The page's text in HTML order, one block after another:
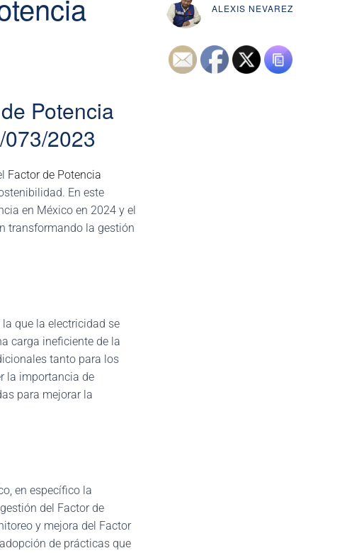
Potencia
2023
Factor de Potencia
En este
en México en 2024 y el
transformando la gestión
que la electricidad se
carga ineficiente de la
tanto para los
la importancia de
para mejorar la
en específico la
del Factor de
y mejora del Factor
de prácticas que
ALEXIS NEVAREZ